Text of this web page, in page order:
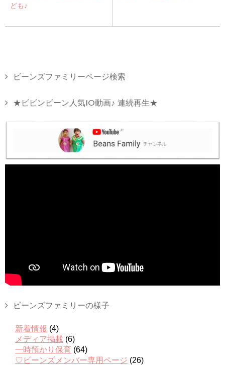
ども♪
ビーンズファミリーページ検索
★ビビンビーン人気10動画♪ 連続再生★
ビーンズファミリーの様子
新着情報 (4)
メディア掲載 (6)
一時預かり保育 (64)
♡ビーンズメンバー専用ページ (26)